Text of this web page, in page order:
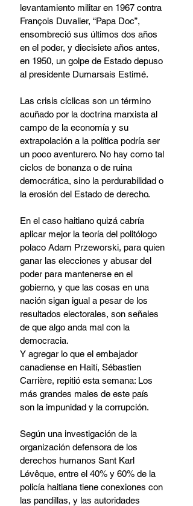
levantamiento militar en 1967 contra
François Duvalier, “Papa Doc”,
ensombreció sus últimos dos años
en el poder, y diecisiete años antes,
en 1950, un golpe de Estado depuso
al presidente Dumarsais Estimé.
Las crisis cíclicas son un término
acuñado por la doctrina marxista al
campo de la economía y su
extrapolación a la política podría ser
un poco aventurero. No hay como tal
ciclos de bonanza o de ruina
democrática, sino la perdurabilidad o
la erosión del Estado de derecho.
En el caso haitiano quizá cabría
aplicar mejor la teoría del politólogo
polaco Adam Przeworski, para quien
ganar las elecciones y abusar del
poder para mantenerse en el
gobierno, y que las cosas en una
nación sigan igual a pesar de los
resultados electorales, son señales
de que algo anda mal con la
democracia.
Y agregar lo que el embajador
canadiense en Haití, Sébastien
Carrière, repitió esta semana: Los
más grandes males de este país
son la impunidad y la corrupción.
Según una investigación de la
organización defensora de los
derechos humanos Sant Karl
Lévêque, entre el 40% y 60% de la
policía haitiana tiene conexiones con
las pandillas, y las autoridades